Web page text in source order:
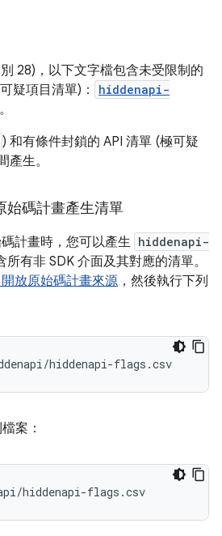
28)，以下文字檔包含未受限制的
疑項目清單)：
hiddenapi-
。
) 和有條件封鎖的 API 清單 (極可疑
產生。
始碼計畫產生清單
計畫時，您可以產生 hiddenapi-
所有非 SDK 介面及其對應的清單。
放原始碼計畫來源 ，然後執行下列
案：